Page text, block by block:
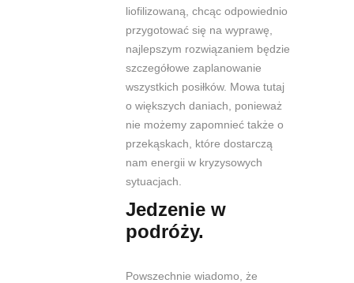
liofilizowaną, chcąc odpowiednio
przygotować się na wyprawę,
najlepszym rozwiązaniem będzie
szczegółowe zaplanowanie
wszystkich posiłków. Mowa tutaj
o większych daniach, ponieważ
nie możemy zapomnieć także o
przekąskach, które dostarczą
nam energii w kryzysowych
sytuacjach.
Jedzenie w
podróży.
Powszechnie wiadomo, że